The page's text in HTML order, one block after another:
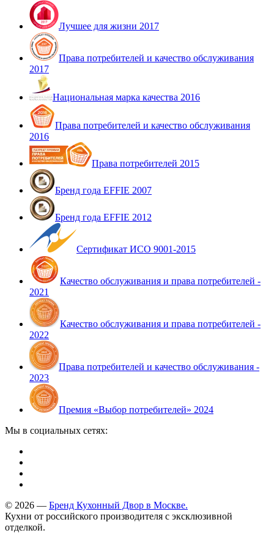
Лучшее для жизни 2017
Права потребителей и качество обслуживания
2017
Национальная марка качества 2016
Права потребителей и качество обслуживания
2016
Права потребителей 2015
Бренд года EFFIE 2007
Бренд года EFFIE 2012
Сертификат ИСО 9001-2015
Качество обслуживания и права потребителей -
2021
Качество обслуживания и права потребителей -
2022
Права потребителей и качество обслуживания -
2023
Премия «Выбор потребителей» 2024
Мы в социальных сетях:
© 2026 — Бренд Кухонный Двор в Москве.
Кухни от российского производителя с эксклюзивной
отделкой.